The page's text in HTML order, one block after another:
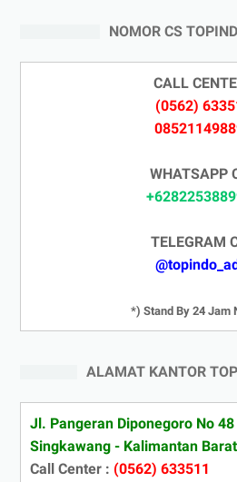
NOMOR CS
CALL
(0562)
WHATSAPP
TELEGRAM
*) Stand By 24 Jam
ALAMAT KANTOR
Jl. Pangeran Diponegoro No 48
Singkawang - Kalimantan
Call Center : (0562) 633511